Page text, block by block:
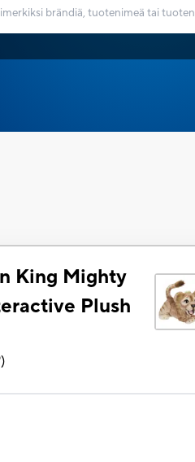
King Mighty
Plush
)